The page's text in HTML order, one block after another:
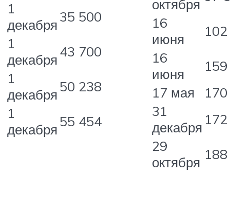
1
декабря35 500
1
декабря43 700
1
декабря50 238
1
декабря55 454
октября
16
июня
16
июня
17 мая
31
декабря
29
октября